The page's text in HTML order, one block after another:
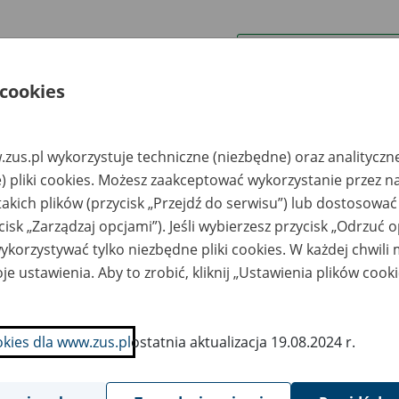
uwagi można przesyłać poprzez
Ukryj wszystkie pozycje bazy
pracy
Miejsce
przechowywania
dokumentów
Nr zespołu akt w
archiwum
państwowym
Daty
Sp. z o.o.,
Archiwizacji i
Inicjatyw
Gospodarczych Sp. z
wykorzystuje techniczne (niezbędne) oraz
pliki cookies. Możesz zaakceptować wykorzystanie przez
plików (przycisk „Przejdź do serwisu”) lub
„Zarządzaj opcjami”). Jeśli wybierzesz przycisk „Odrzuć
tylko niezbędne pliki cookies. W każdej chwili
ustawienia. Aby to zrobić, kliknij „Ustawienia plików
dla www.zus.plostatnia aktualizacja 19.08.2024 r.